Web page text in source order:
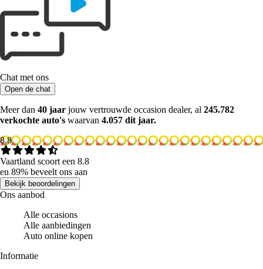
Chat met ons
Open de chat
Meer dan 40 jaar jouw vertrouwde occasion dealer, al 245.782
verkochte auto's waarvan 4.057 dit jaar.
8.8
Vaartland scoort een 8.8
en 89% beveelt ons aan
Bekijk beoordelingen
Ons aanbod
Alle occasions
Alle aanbiedingen
Auto online kopen
Informatie